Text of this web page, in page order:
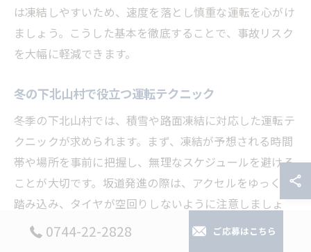
は凍結しやすいため、速度を落とし慎重な運転を心がけ
ましょう。こうした基本を徹底することで、事故リスク
を大幅に軽減できます。
冬の下北山村で役立つ運転テクニック
冬季の下北山村では、積雪や路面凍結に対応した運転テ
クニックが求められます。まず、凍結が予想される時間
帯や場所を事前に把握し、無理なスケジュールを避ける
ことが大切です。坂道発進の際は、アクセルをゆっくり
踏み込み、タイヤが空回りしないように注意しましょ
う。
0744-22-2828 ご応募はこちら